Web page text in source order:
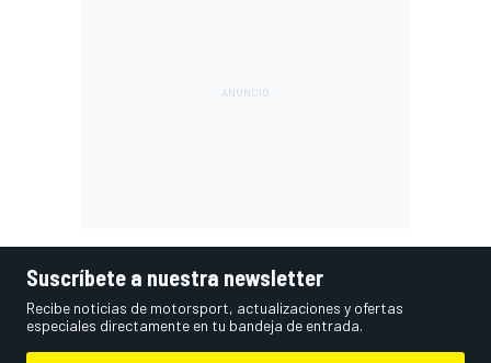
Suscríbete a nuestra newsletter
Recibe noticias de motorsport, actualizaciones y ofertas
especiales directamente en tu bandeja de entrada.